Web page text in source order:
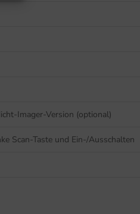
Imager-Version (optional)
Scan-Taste und Ein-/Ausschalten